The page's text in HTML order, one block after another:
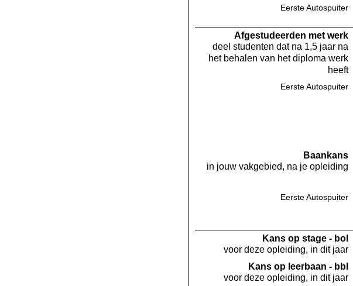
Eerste Autospuiter
Af­gestudeerden met werk
deel studenten dat na 1,5 jaar na
het behalen van het diploma werk
heeft
Eerste Autospuiter
Baankans
in jouw vakgebied, na je opleiding
Eerste Autospuiter
Kans op stage - bol
voor deze opleiding, in dit jaar
Kans op leerbaan - bbl
voor deze opleiding, in dit jaar